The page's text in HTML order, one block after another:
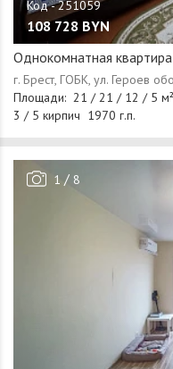
108 728 BYN
Однокомнатная квартира
1 / 8